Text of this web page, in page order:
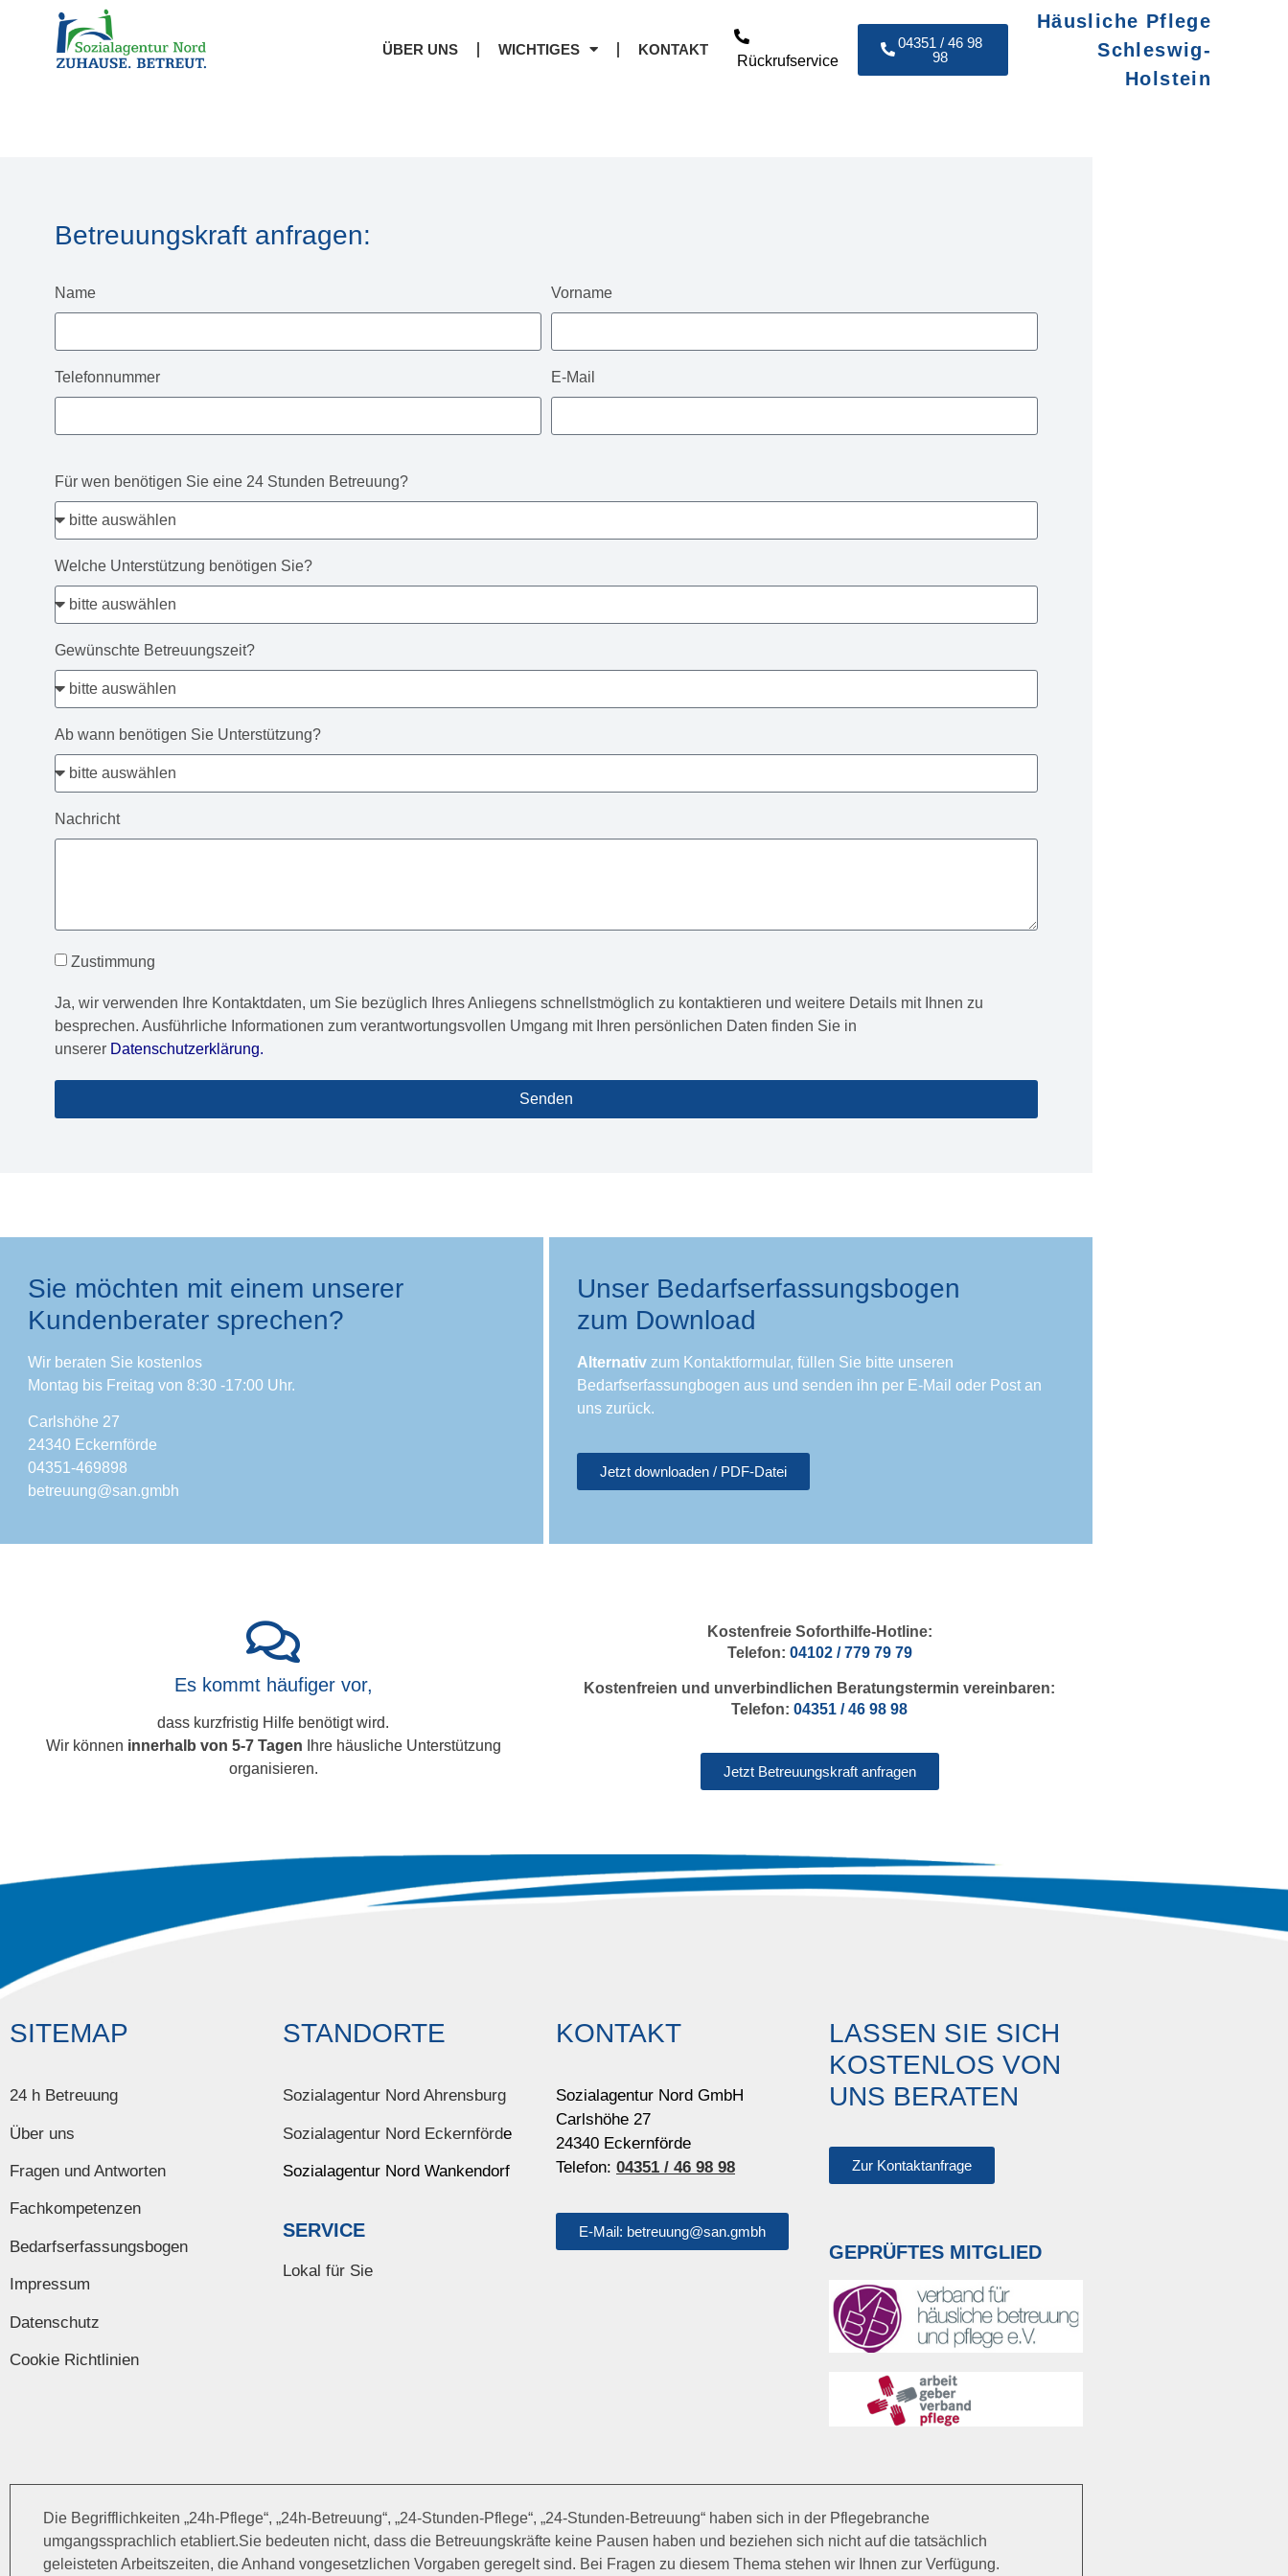
ÜBER UNS WICHTIGES KONTAKT
Rückrufservice
04351 / 46 98
98
Häusliche Pflege
Schleswig-
Holstein
Betreuungskraft anfragen:
Name Vorname
Telefonnummer E-Mail
Für wen benötigen Sie eine 24 Stunden Betreuung?
Welche Unterstützung benötigen Sie?
Gewünschte Betreuungszeit?
Ab wann benötigen Sie Unterstützung?
Nachricht
Zustimmung
Ja, wir verwenden Ihre Kontaktdaten, um Sie bezüglich Ihres Anliegens schnellstmöglich zu kontaktieren und weitere Details mit Ihnen zu
besprechen. Ausführliche Informationen zum verantwortungsvollen Umgang mit Ihren persönlichen Daten finden Sie in
unserer Datenschutzerklärung.
Senden
Sie möchten mit einem unserer
Kundenberater sprechen?
Wir beraten Sie kostenlos
Montag bis Freitag von 8:30 -17:00 Uhr.
Carlshöhe 27
24340 Eckernförde
04351-469898
betreuung@san.gmbh
Unser Bedarfserfassungsbogen
zum Download
Alternativzum Kontaktformular, füllen Sie bitte unseren
Bedarfserfassungbogen aus und senden ihn per E-Mail oder Post an
uns zurück.
Jetzt downloaden / PDF-Datei
Es kommt häufiger vor,
dass kurzfristig Hilfe benötigt wird.
Wir können innerhalb von 5-7 Tagen Ihre häusliche Unterstützung
organisieren.
Kostenfreie Soforthilfe-Hotline:
Telefon: 04102 / 779 79 79
Kostenfreien und unverbindlichen Beratungstermin vereinbaren:
Telefon: 04351 / 46 98 98
Jetzt Betreuungskraft anfragen
SITEMAP
24 h Betreuung
Über uns
Fragen und Antworten
Fachkompetenzen
Bedarfserfassungsbogen
Impressum
Datenschutz
Cookie Richtlinien
STANDORTE
Sozialagentur Nord Ahrensburg
Sozialagentur Nord Eckernförde
Sozialagentur Nord Wankendorf
SERVICE
Lokal für Sie
KONTAKT
Sozialagentur Nord GmbH
Carlshöhe 27
24340 Eckernförde
Telefon: 04351 / 46 98 98
E-Mail: betreuung@san.gmbh
LASSEN SIE SICH
KOSTENLOS VON
UNS BERATEN
Zur Kontaktanfrage
GEPRÜFTES MITGLIED
Die Begrifflichkeiten „24h-Pflege“, „24h-Betreuung“, „24-Stunden-Pflege“, „24-Stunden-Betreuung“ haben sich in der Pflegebranche
umgangssprachlich etabliert.Sie bedeuten nicht, dass die Betreuungskräfte keine Pausen haben und beziehen sich nicht auf die tatsächlich
geleisteten Arbeitszeiten, die Anhand vongesetzlichen Vorgaben geregelt sind. Bei Fragen zu diesem Thema stehen wir Ihnen zur Verfügung.